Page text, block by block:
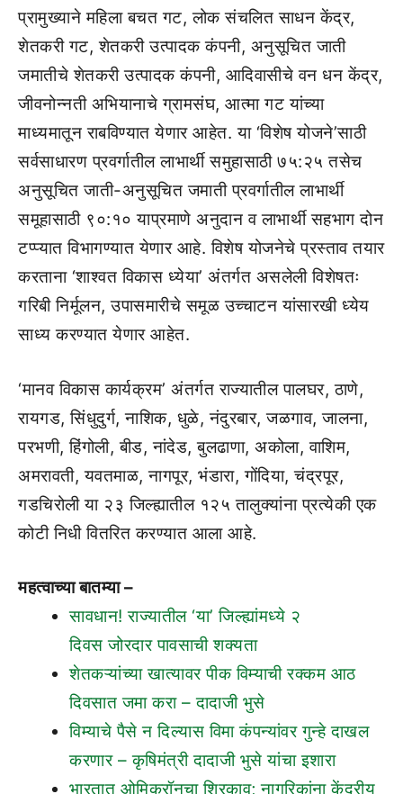
प्रामुख्याने महिला बचत गट, लोक संचलित साधन केंद्र,
शेतकरी गट, शेतकरी उत्पादक कंपनी, अनुसूचित जाती
जमातीचे शेतकरी उत्पादक कंपनी, आदिवासीचे वन धन केंद्र,
जीवनोन्नती अभियानाचे ग्रामसंघ, आत्मा गट यांच्या
माध्यमातून राबविण्यात येणार आहेत. या ‘विशेष योजने’साठी
सर्वसाधारण प्रवर्गातील लाभार्थी समुहासाठी ७५:२५ तसेच
अनुसूचित जाती-अनुसूचित जमाती प्रवर्गातील लाभार्थी
समूहासाठी ९०:१० याप्रमाणे अनुदान व लाभार्थी सहभाग दोन
टप्प्यात विभागण्यात येणार आहे. विशेष योजनेचे प्रस्ताव तयार
करताना ‘शाश्वत विकास ध्येया’ अंतर्गत असलेली विशेषतः
गरिबी निर्मूलन, उपासमारीचे समूळ उच्चाटन यांसारखी ध्येय
साध्य करण्यात येणार आहेत.
‘मानव विकास कार्यक्रम’ अंतर्गत राज्यातील पालघर, ठाणे,
रायगड, सिंधुदुर्ग, नाशिक, धुळे, नंदुरबार, जळगाव, जालना,
परभणी, हिंगोली, बीड, नांदेड, बुलढाणा, अकोला, वाशिम,
अमरावती, यवतमाळ, नागपूर, भंडारा, गोंदिया, चंद्रपूर,
गडचिरोली या २३ जिल्ह्यातील १२५ तालुक्यांना प्रत्येकी एक
कोटी निधी वितरित करण्यात आला आहे.
महत्वाच्या बातम्या –
सावधान! राज्यातील ‘या’ जिल्ह्यांमध्ये २
दिवस जोरदार पावसाची शक्यता
शेतकऱ्यांच्या खात्यावर पीक विम्याची रक्कम आठ
दिवसात जमा करा – दादाजी भुसे
विम्याचे पैसे न दिल्यास विमा कंपन्यांवर गुन्हे दाखल
करणार – कृषिमंत्री दादाजी भुसे यांचा इशारा
भारतात ओमिक्रॉनचा शिरकाव; नागरिकांना केंद्रीय